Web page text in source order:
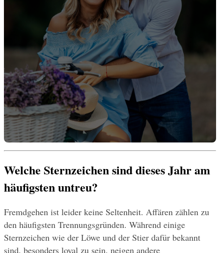
Welche Sternzeichen sind dieses Jahr am
häufigsten untreu?
Fremdgehen ist leider keine Seltenheit. Affären zählen zu
den häufigsten Trennungsgründen. Während einige
Sternzeichen wie der Löwe und der Stier dafür bekannt
sind, besonders loyal zu sein, neigen andere